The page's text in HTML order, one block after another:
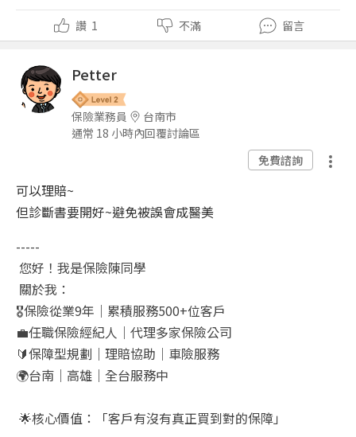
讚 1 不滿 留言
Petter
保險業務員
台南市
通常 18 小時內回覆討論區
免費諮詢
可以理賠~
但診斷書要開好~避免被誤會成醫美
-----
您好！我是保險陳同學
關於我：
🎖️保險從業9年｜累積服務500+位客戶
💼任職保險經紀人｜代理多家保險公司
🔰保障型規劃｜理賠協助｜車險服務
🌍台南｜高雄｜全台服務中
🌟核心價值：「客戶有沒有真正買到對的保障」